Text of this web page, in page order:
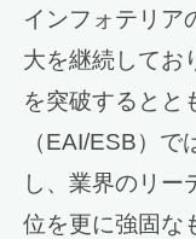
インフォテリア
大を継続してお
を突破するとと
（EAI/ESB）
し、業界のリー
位を更に強固な